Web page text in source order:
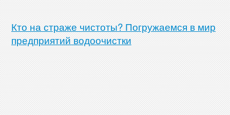
Кто на страже чистоты? Погружаемся в мир
предприятий водоочистки